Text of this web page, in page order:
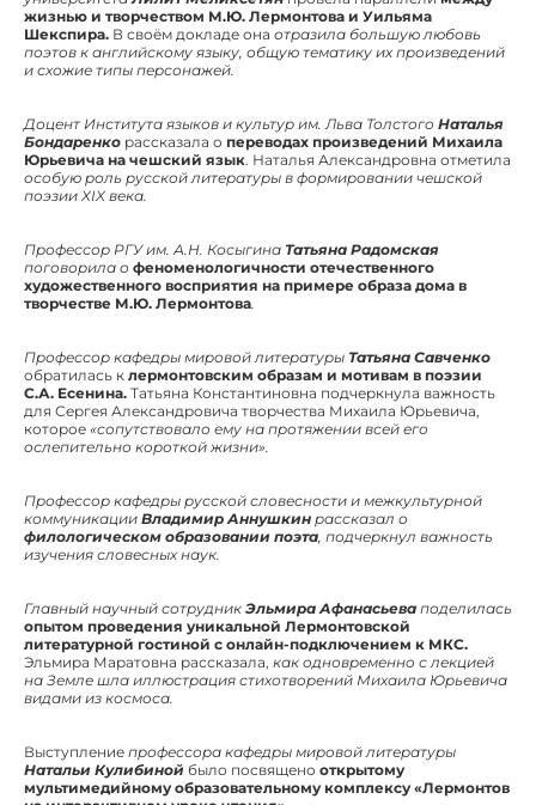
жизнью и творчеством М.Ю. Лермонтова и Уильяма
Шекспира. В своём докладе она отразила большую любовь
поэтов к английскому языку, общую тематику их произведений
и схожие типы персонажей.
Доцент Института языков и культур им. Льва Толстого Наталья
Бондаренко рассказала о переводах произведений Михаила
Юрьевича на чешский язык. Наталья Александровна отметила
особую роль русской литературы в формировании чешской
поэзии XIX века.
Профессор РГУ им. А.Н. Косыгина Татьяна Радомская
поговорила о феноменологичности отечественного
художественного восприятия на примере образа дома в
творчестве М.Ю. Лермонтова.
Профессор кафедры мировой литературы Татьяна Савченко
обратилась к лермонтовским образам и мотивам в поэзии
С.А. Есенина. Татьяна Константиновна подчеркнула важность
для Сергея Александровича творчества Михаила Юрьевича,
которое «сопутствовало ему на протяжении всей его
ослепительно короткой жизни».
Профессор кафедры русской словесности и межкультурной
коммуникации Владимир Аннушкин рассказал о
филологическом образовании поэта, подчеркнул важность
изучения словесных наук.
Главный научный сотрудник Эльмира Афанасьева поделилась
опытом проведения уникальной Лермонтовской
литературной гостиной с онлайн-подключением к МКС.
Эльмира Маратовна рассказала, как одновременно с лекцией
на Земле шла иллюстрация стихотворений Михаила Юрьевича
видами из космоса.
Выступление профессора кафедры мировой литературы
Натальи Кулибиной было посвящено открытому
мультимедийному образовательному комплексу «Лермонтов